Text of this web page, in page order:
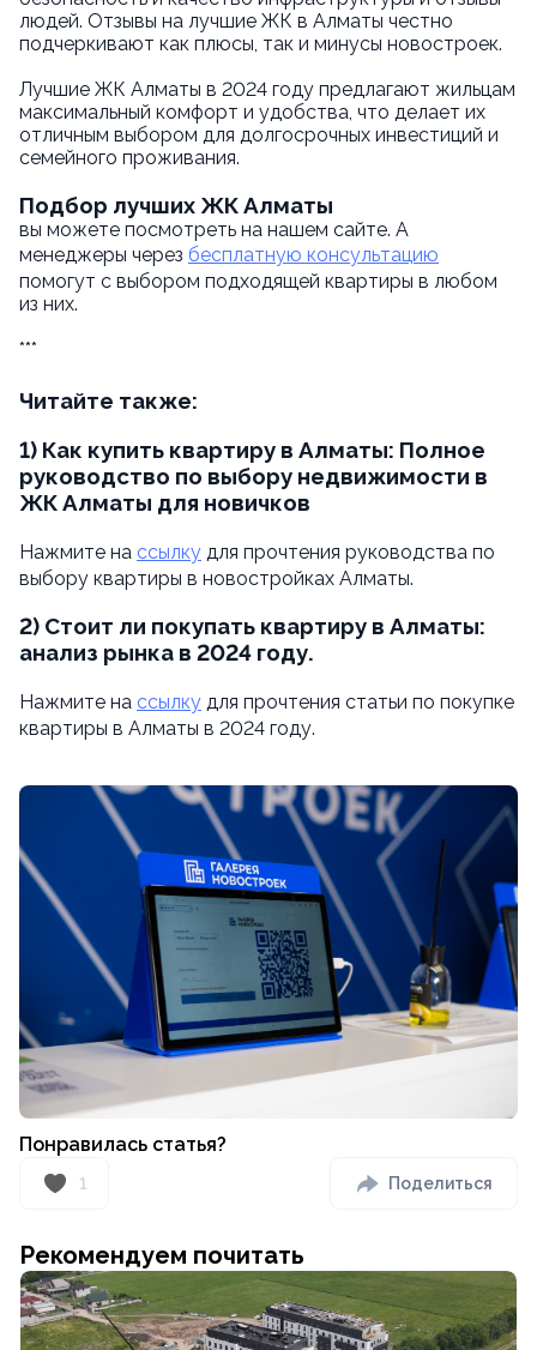
людей. Отзывы на лучшие ЖК в Алматы честно
подчеркивают как плюсы, так и минусы новостроек.
Лучшие ЖК Алматы в 2024 году предлагают жильцам
максимальный комфорт и удобства, что делает их
отличным выбором для долгосрочных инвестиций и
семейного проживания.
Подбор лучших ЖК Алматы
вы можете посмотреть на нашем сайте. А
менеджеры через бесплатную консультацию
помогут с выбором подходящей квартиры в любом
из них.
***
Читайте также:
1) Как купить квартиру в Алматы: Полное
руководство по выбору недвижимости в
ЖК Алматы для новичков
Нажмите на ссылку для прочтения руководства по
выбору квартиры в новостройках Алматы.
2) Стоит ли покупать квартиру в Алматы:
анализ рынка в 2024 году.
Нажмите на ссылку для прочтения статьи по покупке
квартиры в Алматы в 2024 году.
Понравилась статья?
1 Поделиться
Рекомендуем почитать